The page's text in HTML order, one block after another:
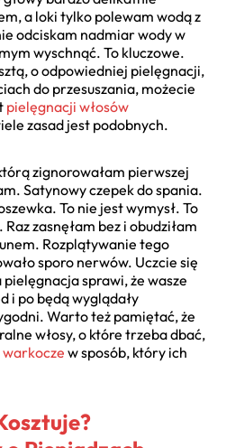
a loki tylko polewam wodą z
odciskam nadmiar wody w
wyschnąć. To kluczowe.
o odpowiedniej pielęgnacji,
do przesuszania, możecie
pielęgnacji włosów
zasad jest podobnych.
zignorowałam pierwszej
Satynowy czepek do spania.
To nie jest wymysł. To
zasnęłam bez i obudziłam
Rozplątywanie tego
sporo nerwów. Uczcie się
sprawi, że wasze
i po będą wyglądały
Warto też pamiętać, że
włosy, o które trzeba dbać,
w sposób, który ich